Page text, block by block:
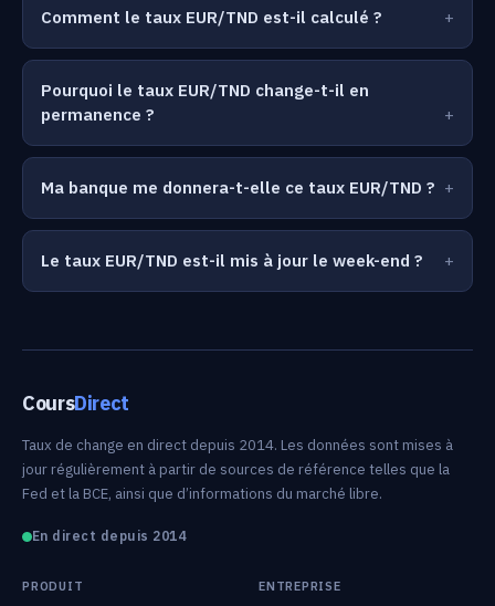
Comment le taux EUR/TND est-il calculé ?
Pourquoi le taux EUR/TND change-t-il en
permanence ?
Ma banque me donnera-t-elle ce taux EUR/TND ?
Le taux EUR/TND est-il mis à jour le week-end ?
CoursDirect
Taux de change en direct depuis 2014. Les données sont mises à
jour régulièrement à partir de sources de référence telles que la
Fed et la BCE, ainsi que d’informations du marché libre.
En direct depuis 2014
PRODUIT ENTREPRISE